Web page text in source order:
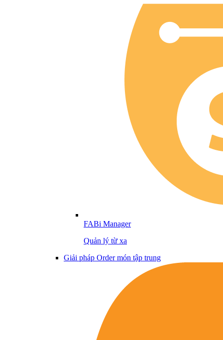
FABi Manager
Quản lý từ xa
Giải pháp Order món tập trung